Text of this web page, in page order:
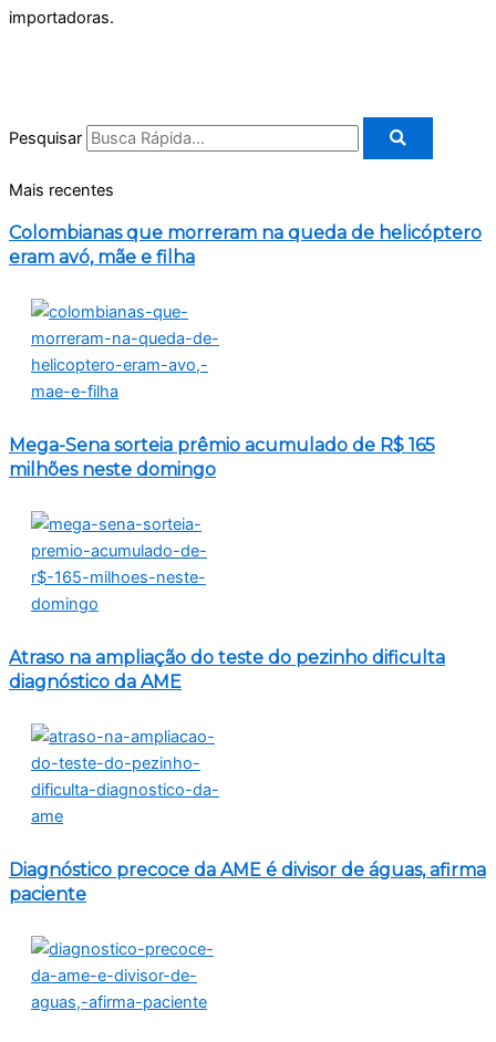
importadoras.
Pesquisar
Mais recentes
Colombianas que morreram na queda de helicóptero
eram avó, mãe e filha
Mega-Sena sorteia prêmio acumulado de R$ 165
milhões neste domingo
Atraso na ampliação do teste do pezinho dificulta
diagnóstico da AME
Diagnóstico precoce da AME é divisor de águas, afirma
paciente